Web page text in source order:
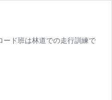
ード班は林道での走行訓練で